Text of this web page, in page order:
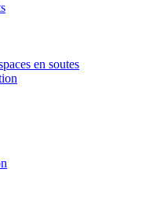
en soutes